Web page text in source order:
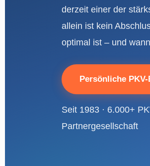
derzeit einer der
allein ist kein
optimal ist – und
Persönliche
Seit 1983 · 6.000+
Partnergesellschaft